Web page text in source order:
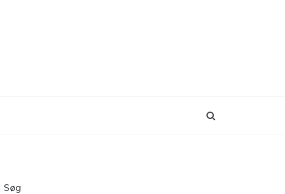
Søg